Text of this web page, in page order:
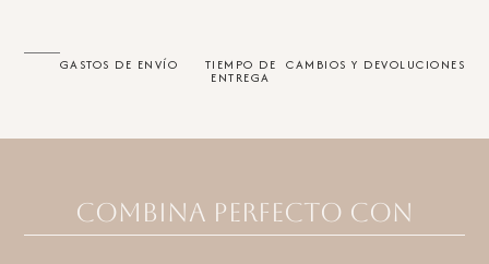
GASTOS DE ENVÍO TIEMPO DE
ENTREGA
CAMBIOS Y DEVOLUCIONES
Combina perfecto con